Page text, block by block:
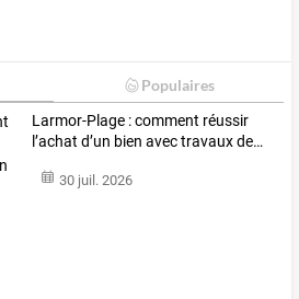
Populaires
Larmor-Plage :comment réussir
l’achat d’un bien avectravauxde…
30 juil. 2026